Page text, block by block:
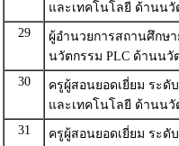
และเทคโนโลยี ด้านนวั
29
ผู้อำนวยการสถานศึกษ
นวัตกรรม PLC ด้านนวั
30
ครูผู้สอนยอดเยี่ยม ระดั
และเทคโนโลยี ด้านนวั
31
ครูผู้สอนยอดเยี่ยม ระ